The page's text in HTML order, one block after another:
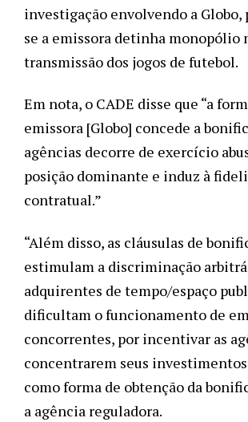
investigação envolvendo a Globo,
se a emissora detinha monopólio
transmissão dos jogos de futebol.
Em nota, o CADE disse que “a
emissora [Globo] concede a
agências decorre de exercício
posição dominante e induz à
contratual.”
“Além disso, as cláusulas de
estimulam a discriminação
adquirentes de tempo/espaço
dificultam o funcionamento de
concorrentes, por incentivar as
concentrarem seus
como forma de obtenção da
a agência reguladora.